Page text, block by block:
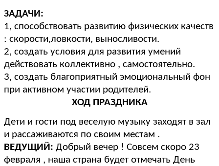
ЗАДАЧИ:
1, способствовать развитию физических качеств
: скорости,ловкости, выносливости.
2, создать условия для развития умений
действовать коллективно , самостоятельно.
3, создать благоприятный эмоциональный фон
при активном участии родителей.
ХОД ПРАЗДНИКА
Дети и гости под веселую музыку заходят в зал
и рассаживаются по своим местам .
ВЕДУЩИЙ: Добрый вечер ! Совсем скоро 23
февраля , наша страна будет отмечать День